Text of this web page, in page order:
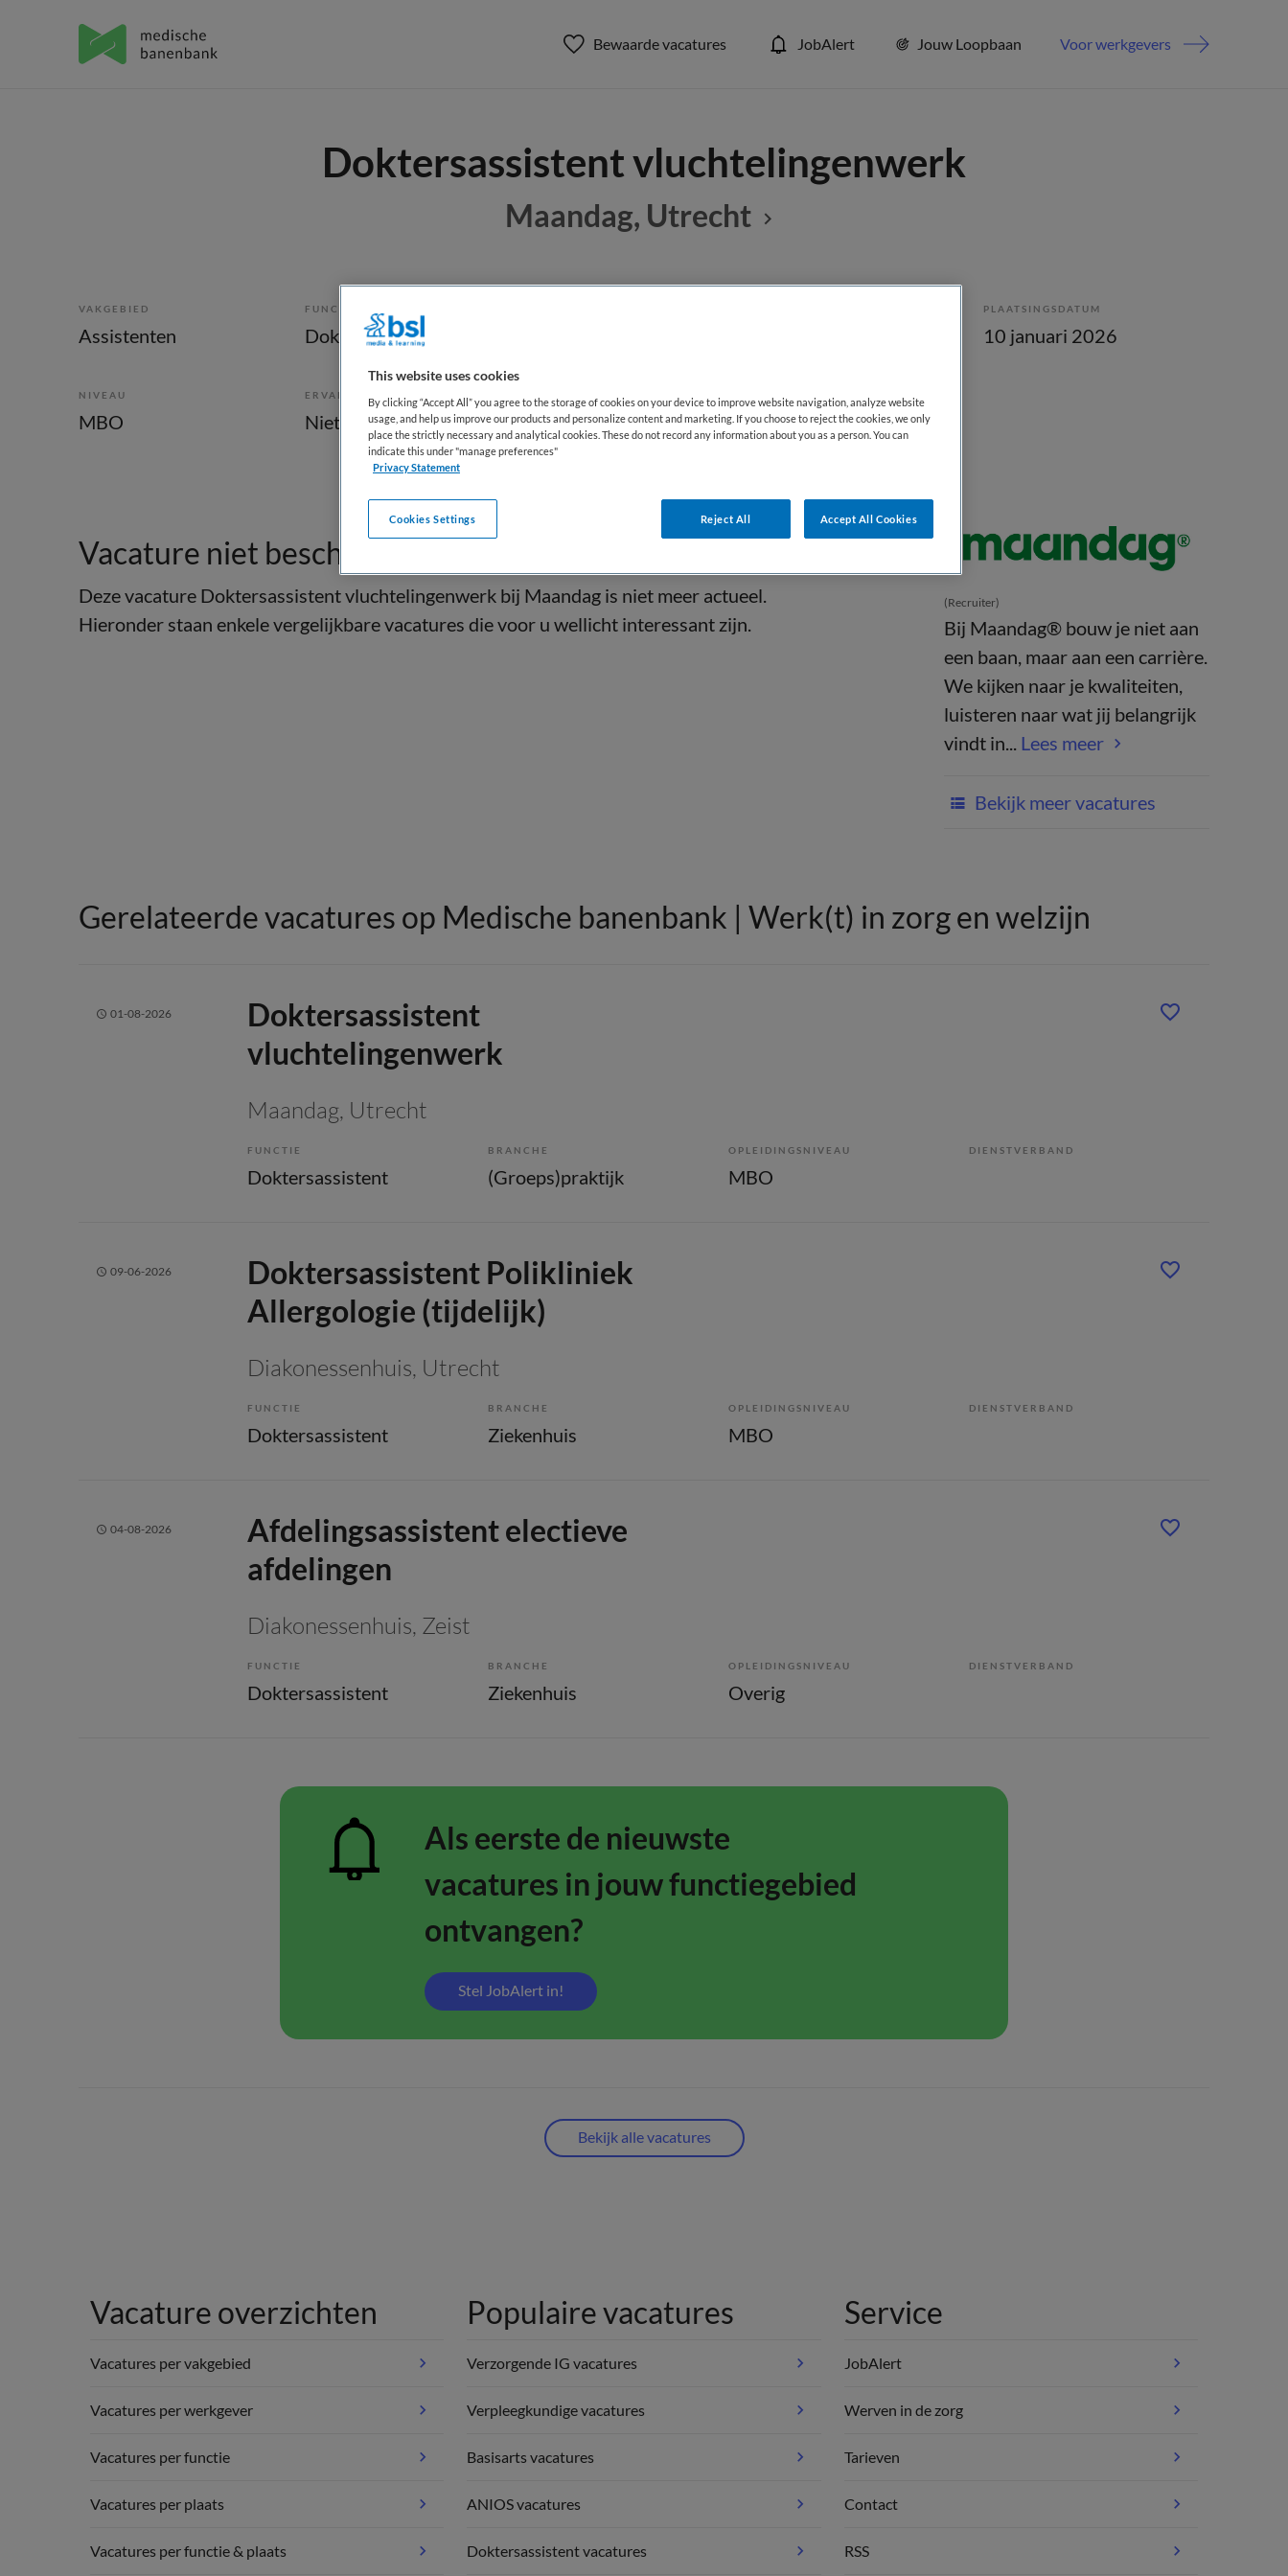
Bewaarde vacatures JobAlert Jouw Loopbaan Voor werkgevers
Doktersassistent vluchtelingenwerk
Maandag, Utrecht
VAKGEBIED
Assistenten
FUNCTIE
Doktersassistent
PLAATSINGSDATUM
10 januari 2026
NIVEAU
MBO
ERVARING
Niet nader bepaald Fulltime
Vacature niet beschikbaar
Deze vacature Doktersassistent vluchtelingenwerk bij Maandag is niet meer actueel.
Hieronder staan enkele vergelijkbare vacatures die voor u wellicht interessant zijn.
(Recruiter)
Bij Maandag® bouw je niet aan
een baan, maar aan een carrière.
We kijken naar je kwaliteiten,
luisteren naar wat jij belangrijk
vindt in... Lees meer
Bekijk meer vacatures
Gerelateerde vacatures op Medische banenbank | Werk(t) in zorg en welzijn
01-08-2026
Doktersassistent
vluchtelingenwerk
Maandag, Utrecht
FUNCTIE
Doktersassistent
BRANCHE
(Groeps)praktijk
OPLEIDINGSNIVEAU
MBO
DIENSTVERBAND
09-06-2026
Doktersassistent Polikliniek
Allergologie (tijdelijk)
Diakonessenhuis, Utrecht
FUNCTIE
Doktersassistent
BRANCHE
Ziekenhuis
OPLEIDINGSNIVEAU
MBO
DIENSTVERBAND
04-08-2026
Afdelingsassistent electieve
afdelingen
Diakonessenhuis, Zeist
FUNCTIE
Doktersassistent
BRANCHE
Ziekenhuis
OPLEIDINGSNIVEAU
Overig
DIENSTVERBAND
Als eerste de nieuwste
vacatures in jouw functiegebied
ontvangen?
Stel JobAlert in!
Bekijk alle vacatures
Vacature overzichten
Vacatures per vakgebied
Vacatures per werkgever
Vacatures per functie
Vacatures per plaats
Vacatures per functie & plaats
Populaire vacatures
Verzorgende IG vacatures
Verpleegkundige vacatures
Basisarts vacatures
ANIOS vacatures
Doktersassistent vacatures
Service
JobAlert
Werven in de zorg
Tarieven
Contact
RSS
This website uses cookies
By clicking “Accept All” you agree to the storage of cookies on your device to improve website navigation, analyze website
usage, and help us improve our products and personalize content and marketing. If you choose to reject the cookies, we only
place the strictly necessary and analytical cookies. These do not record any information about you as a person. You can
indicate this under "manage preferences"
Privacy Statement
Reject All Accept All Cookies
Cookies Settings